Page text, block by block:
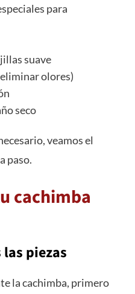
para
suave
olores)
seco
veamos el
paso.
cachimba
piezas
la cachimba, primero